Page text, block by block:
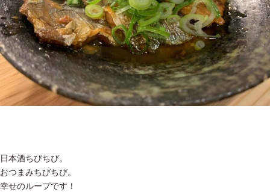
日本酒ちびちび。
おつまみちびちび。
幸せのループです！